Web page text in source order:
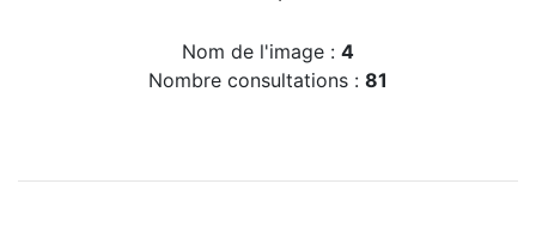
Nom de l'image : 4
Nombre consultations : 81